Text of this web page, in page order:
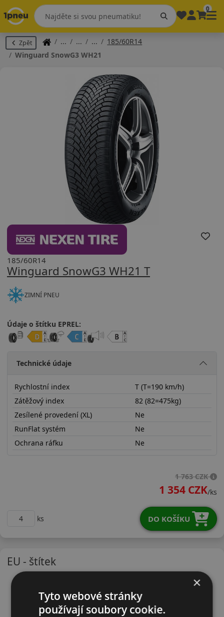
0
Zpět
185/60R14
Winguard SnowG3 WH21
Winguard SnowG3 WH21 T
185/60R14
ZIMNÍ PNEU
Údaje o štítku EPREL:
Technické údaje
Rychlostní index
T (T=190 km/h)
Zátěžový index
82 (82=475kg)
Zesílené provedení (XL)
Ne
RunFlat systém
Ne
Ochrana ráfku
Ne
1 763 CZK
1 354 CZK/ks
ks DO KOŠÍKU
EU - štítek
×
Tyto webové stránky
používají soubory cookie.